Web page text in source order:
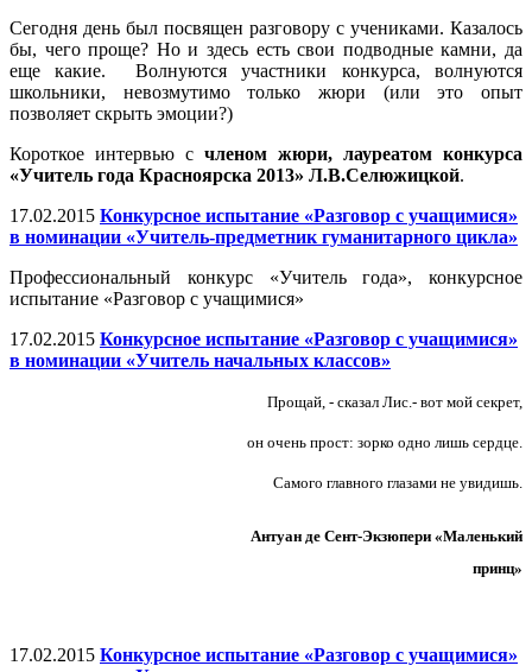
Сегодня день был посвящен разговору с учениками. Казалось
бы, чего проще? Но и здесь есть свои подводные камни, да
еще какие. Волнуются участники конкурса, волнуются
школьники, невозмутимо только жюри (или это опыт
позволяет скрыть эмоции?)
Короткое интервью с членом жюри, лауреатом конкурса
«Учитель года Красноярска 2013» Л.В.Селюжицкой.
17.02.2015 Конкурсное испытание «Разговор с учащимися»
в номинации «Учитель-предметник гуманитарного цикла»
Профессиональный конкурс «Учитель года», конкурсное
испытание «Разговор с учащимися»
17.02.2015 Конкурсное испытание «Разговор с учащимися»
в номинации «Учитель начальных классов»
Прощай, - сказал Лис.- вот мой секрет,
он очень прост: зорко одно лишь сердце.
Самого главного глазами не увидишь.
Антуан де Сент-Экзюпери «Маленький
принц»
17.02.2015 Конкурсное испытание «Разговор с учащимися»